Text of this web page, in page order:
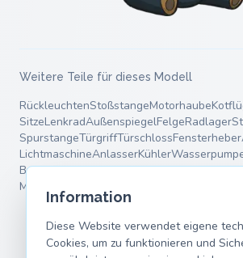
Weitere Teile für dieses Modell
RückleuchtenStoßstangeMotorhaube
SitzeLenkradAußenspiegelFelgeRadlager
SpurstangeTürgriffTürschlossFensterheber
LichtmaschineAnlasserKühler
BremsscheibenBremsbelägeBremssattel
Mittelschalldämpfer
Information
Diese Website verwendet eigene
Cookies, um zu funktionieren und